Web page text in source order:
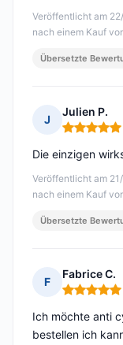
Veröffentlicht am
nach einem Kauf
Übersetzte
J
Julien P.
Hinweis: 5
Veröffentlicht am
nach einem Kauf
Die einzigen
Übersetzte
F
Fabrice C.
Hinweis: 5
Ich möchte anti
bestellen ich